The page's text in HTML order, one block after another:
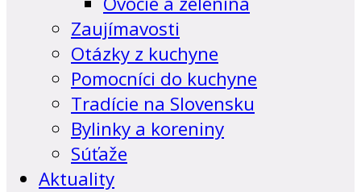
Zaujímavosti
Otázky z kuchyne
Pomocníci do kuchyne
Tradície na Slovensku
Bylinky a koreniny
Súťaže
Aktuality